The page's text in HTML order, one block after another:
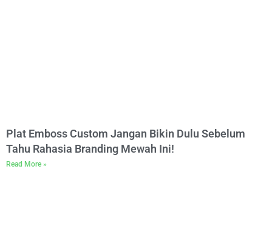
Plat Emboss Custom Jangan Bikin Dulu Sebelum
Tahu Rahasia Branding Mewah Ini!
Read More »